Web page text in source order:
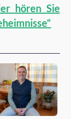
hören Sie